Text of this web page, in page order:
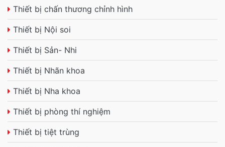
Thiết bị chấn thương chỉnh hình
Thiết bị Nội soi
Thiết bị Sản- Nhi
Thiết bị Nhãn khoa
Thiết bị Nha khoa
Thiết bị phòng thí nghiệm
Thiết bị tiệt trùng